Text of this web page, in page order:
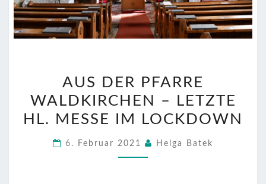
DER
PFARRE
WALDKIRCHEN
LETZTE
AUS DER PFARRE
WALDKIRCHEN – LETZTE
HL. MESSE IM LOCKDOWN
6. Februar 2021 Helga Batek